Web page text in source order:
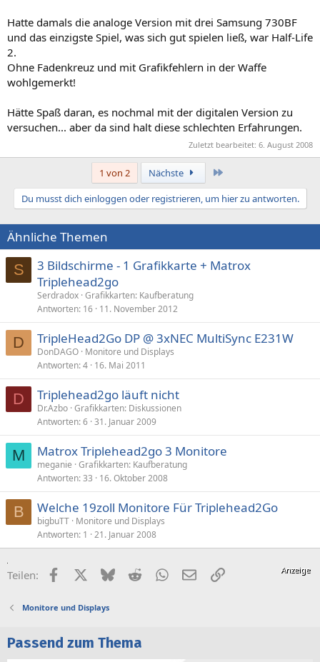
Hatte damals die analoge Version mit drei Samsung 730BF
und das einzigste Spiel, was sich gut spielen ließ, war Half-Life
2.
Ohne Fadenkreuz und mit Grafikfehlern in der Waffe
wohlgemerkt!
Hätte Spaß daran, es nochmal mit der digitalen Version zu
versuchen... aber da sind halt diese schlechten Erfahrungen.
Zuletzt bearbeitet: 6. August 2008
1 von 2 Nächste
Du musst dich einloggen oder registrieren, um hier zu antworten.
Ähnliche Themen
S
3 Bildschirme - 1 Grafikkarte + Matrox
Triplehead2go
Serdradox Grafikkarten: Kaufberatung
Antworten 16 11. November 2012
D TripleHead2Go DP @ 3xNEC MultiSync E231W
DonDAGO Monitore und Displays
Antworten 4 16. Mai 2011
D Triplehead2go läuft nicht
Dr.Azbo Grafikkarten: Diskussionen
Antworten 6 31. Januar 2009
M Matrox Triplehead2go 3 Monitore
meganie Grafikkarten: Kaufberatung
Antworten 33 16. Oktober 2008
B Welche 19zoll Monitore Für Triplehead2Go
bigbuTT Monitore und Displays
Antworten 1 21. Januar 2008
Teilen: FacebookX (Twitter)
BlueskyRedditWhatsApp
E-MailLink
Monitore und Displays
Passend zum Thema